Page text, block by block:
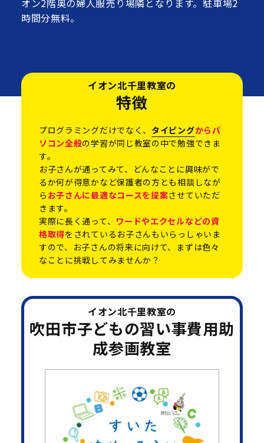
オン2階奥の婦人服売り場隣となります。駐車場2
時間分無料。
イオン北千里教室の
特徴
プログラミングだけでなく、 タイピングからパ
ソコン全般の学習が同じ教室の中で勉強できま
す。
お子さんが通ってみて、どんなことに興味がで
るか何が得意かなど保護者の方とも相談しなが
ら お子さんに最適なコースを提案させていただ
きます。
実際に長く通って、 ワードやエクセルなどの資
格取得をされているお子さんもいらっしゃいま
すので、お子さんの将来に向けて、まずは色々
なことに挑戦してみませんか？
イオン北千里教室の
吹田市子どもの習い事費用助
成参画教室